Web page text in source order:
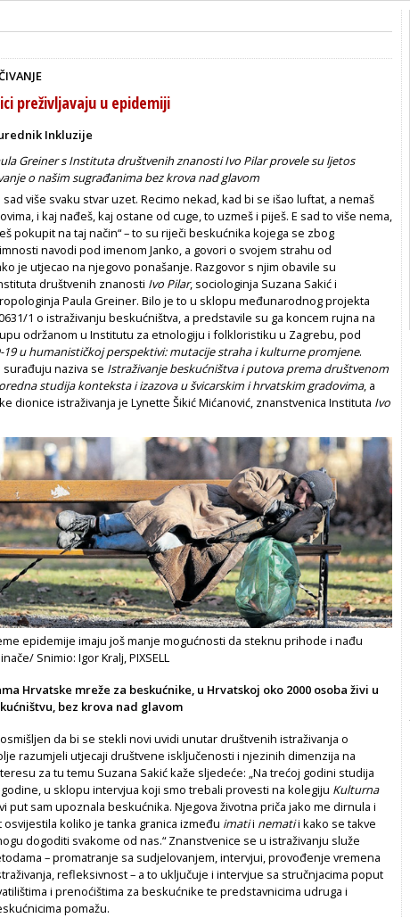
preživljavaju u epidemiji
Inkluzije
Greiner s Instituta društvenih znanosti Ivo Pilar provele su ljetos
o našim sugrađanima bez krova nad glavom
sad više svaku stvar uzet. Recimo nekad, kad bi se išao luftat, a nemaš
i kaj na­đeš, kaj ostane od cuge, to uzmeš i piješ. E sad to više nema,
pokupit na taj način“ – to su riječi beskućni­ka kojega se zbog
navodi pod imenom Janko, a govori o svojem strahu od
je utjecao na njegovo ponašanje. Razgovor s njim obavile su
društvenih znanosti Ivo Pilar, socio­loginja Suzana Sakić i
Paula Greiner. Bilo je to u sklopu međunarodnog projekta
1 o istraživanju beskuć­ništva, a predstavile su ga koncem rujna na
održanom u Insti­tutu za etnologiju i folkloristiku u Zagrebu, pod
19 u humanističkoj perspektivi: mutacije straha i kulturne promjene.
naziva se Istraživanje beskućništva i putova prema društvenom
studijakonteksta i izazova u švicarskim i hrvatskim gradovima, a
dionice istraživanja je Lynette Šikić­ Mićanović, znanstvenica Instituta Ivo
epidemije imaju još manje mogućnosti da steknu prihode i nađu
Snimio: Igor Kralj, PIXSELL
Hrvatske mreže za beskućnike, u Hrvatskoj oko 2000 osoba živi u
bez krova nad glavom
da bi se ste­kli novi uvidi unutar društvenih istraži­vanja o
razumjeli utjecaji društvene isključenosti i njezinih dimenzija na
za tu temu Suzana Sakić kaže sljedeće: „Na tre­ćoj godini studija
u sklopu intervjua koji smo trebali prove­sti na kolegiju Kulturna
put sam upoznala beskućnika. Njegova životna priča jako me dirnula i
osvijestila koliko je tanka granica između imatii nematii kako se takve
dogoditi svakome od nas.“ Znanstvenice se u istraživanju slu­že
– promatra­nje sa sudjelovanjem, intervjui, provođe­nje vremena
refleksivnost – a to uključuje i intervjue sa stručnjacima poput
i prenoćištima za beskućni­ke te predstavnicima udruga i
pomažu.